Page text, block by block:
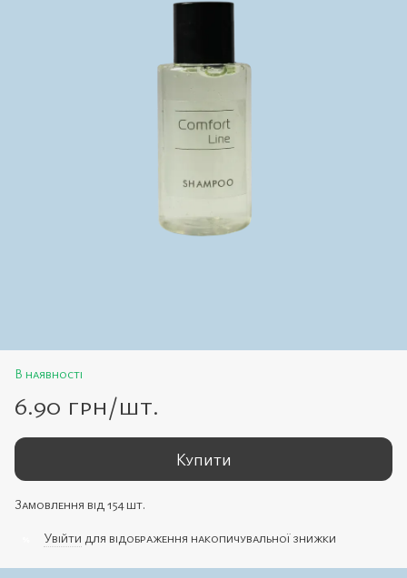
В наявності
6.90 грн/шт.
Купити
Замовлення від 154 шт.
Увійти для відображення накопичувальної знижки